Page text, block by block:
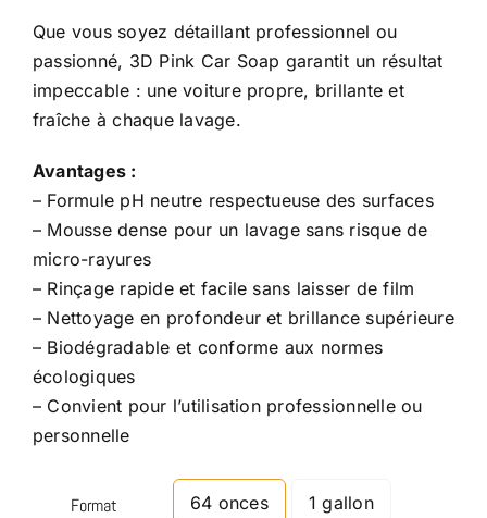
Que vous soyez détaillant professionnel ou
passionné, 3D Pink Car Soap garantit un résultat
impeccable : une voiture propre, brillante et
fraîche à chaque lavage.
Avantages :
– Formule pH neutre respectueuse des surfaces
– Mousse dense pour un lavage sans risque de
micro-rayures
– Rinçage rapide et facile sans laisser de film
– Nettoyage en profondeur et brillance supérieure
– Biodégradable et conforme aux normes
écologiques
– Convient pour l’utilisation professionnelle ou
personnelle
Format 64 onces 1 gallon